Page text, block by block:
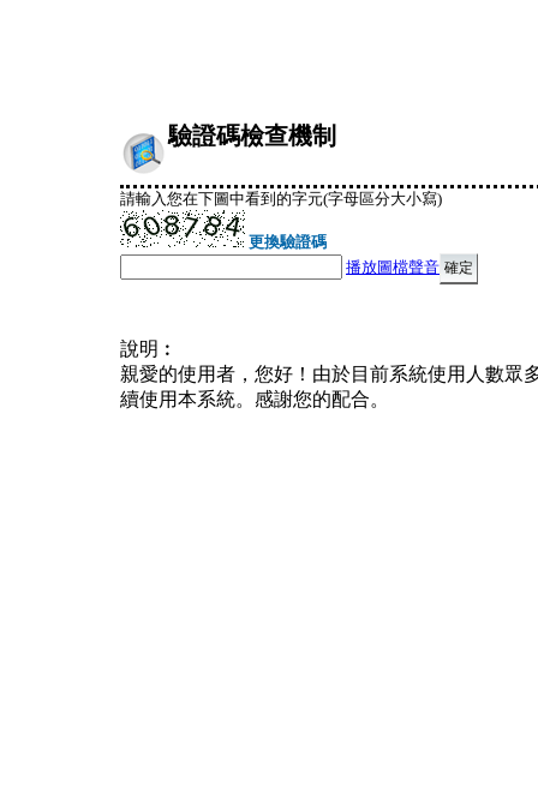
驗證碼檢查機制
請輸入您在下圖中看到的字元(字母區分大小寫)
更換驗證碼
播放圖檔聲音
說明︰
親愛的使用者，您好！由於目前系統使用人數眾
續使用本系統。感謝您的配合。